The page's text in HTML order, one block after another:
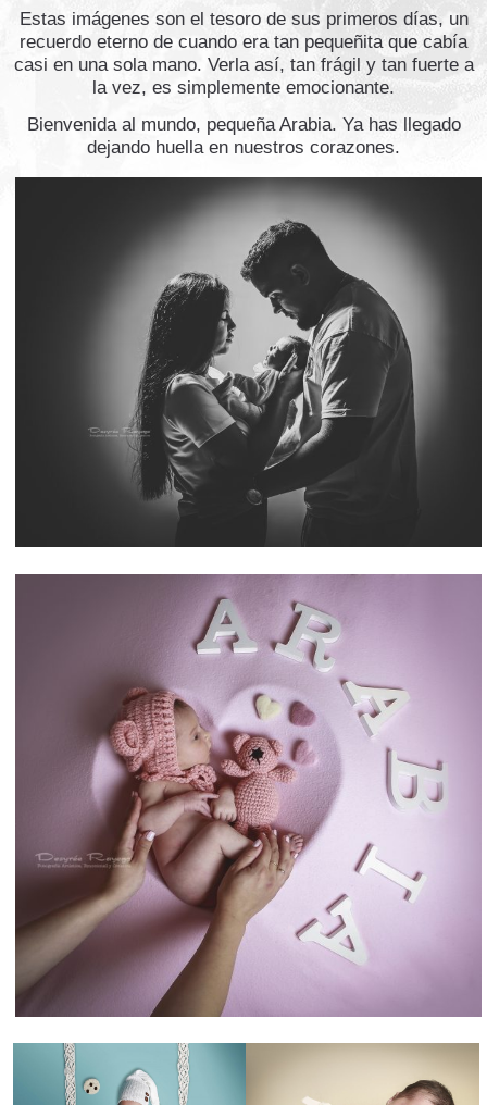
Estas imágenes son el tesoro de sus primeros días, un
recuerdo eterno de cuando era tan pequeñita que cabía
casi en una sola mano. Verla así, tan frágil y tan fuerte a
la vez, es simplemente emocionante.
Bienvenida al mundo, pequeña Arabia. Ya has llegado
dejando huella en nuestros corazones.